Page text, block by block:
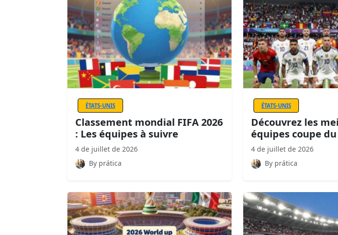
ÉTATS-UNIS
Classement mondial FIFA 2026
: Les équipes à suivre
4 de juillet de 2026
By prática
ÉTATS-UNIS
Découvrez les
équipes coupe
4 de juillet de 2026
By prática